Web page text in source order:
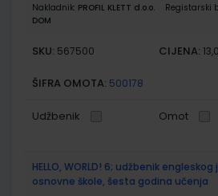
Nakladnik: PROFIL KLETT d.o.o. Registarski
DOM
SKU: 567500 CIJENA:
ŠIFRA OMOTA: 500178
Udžbenik Omot
HELLO, WORLD! 6; udžbenik
osnovne škole, šesta godina učenja